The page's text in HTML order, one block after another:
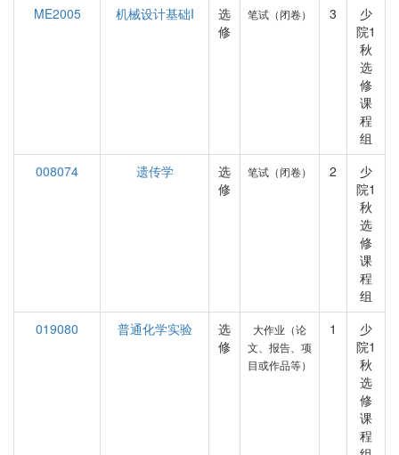
ME2005
机械设计基础I
选
修
笔试（闭卷） 3
少
院1
秋
选
修
课
程
组
008074
遗传学
选
修
笔试（闭卷） 2
少
院1
秋
选
修
课
程
组
019080
普通化学实验
选
修
大作业（论
文、报告、项
目或作品等）
1
少
院1
秋
选
修
课
程